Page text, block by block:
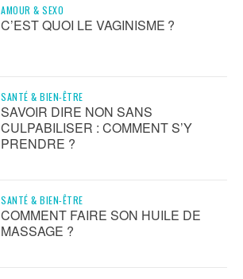
AMOUR & SEXO
C’EST QUOI LE VAGINISME ?
SANTÉ & BIEN-ÊTRE
SAVOIR DIRE NON SANS
CULPABILISER : COMMENT S’Y
PRENDRE ?
SANTÉ & BIEN-ÊTRE
COMMENT FAIRE SON HUILE DE
MASSAGE ?